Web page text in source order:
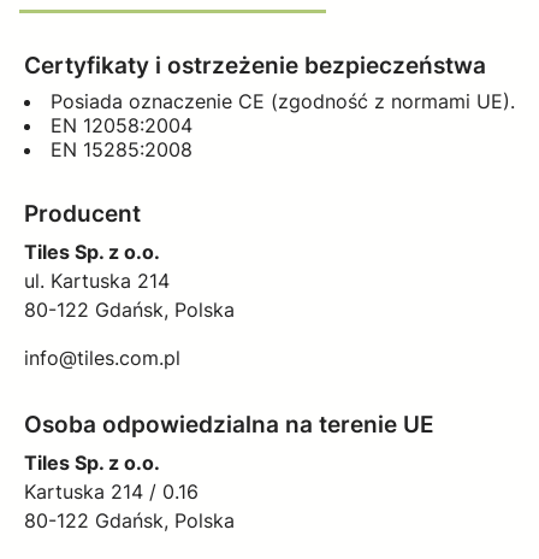
Certyfikaty i ostrzeżenie bezpieczeństwa
Posiada oznaczenie CE (zgodność z normami UE).
EN 12058:2004
EN 15285:2008
Producent
Tiles Sp. z o.o.
ul. Kartuska 214
80-122 Gdańsk, Polska
info@tiles.com.pl
Osoba odpowiedzialna na terenie UE
Tiles Sp. z o.o.
Kartuska 214 / 0.16
80-122 Gdańsk, Polska